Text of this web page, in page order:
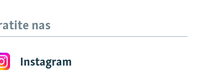
nas
Instagram